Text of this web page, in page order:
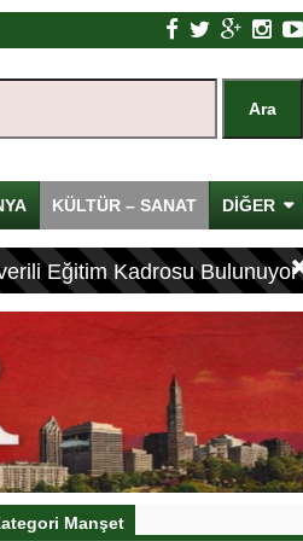
KÜLTÜR – SANAT DİĞER
Eğitim Kadrosu Bulunuyor
Manşet